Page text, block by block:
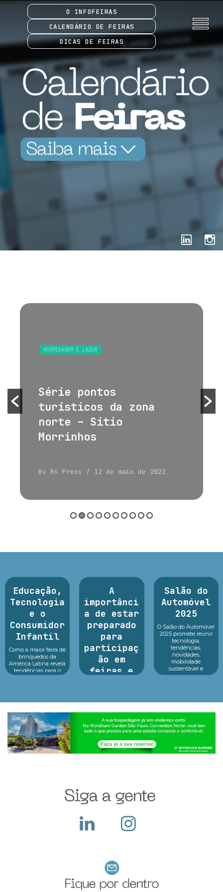
O INFOFEIRAS
CALENDÁRIO DE FEIRAS
DICAS DE FEIRAS
HOSPEDAGEM E LAZER
Série pontos
turísticos da zona
norte – Sítio
Morrinhos
By Rs Press / 12 de maio de 2022
Educação,
Tecnologia
e o
Consumidor
Infantil
Como a maior feira de
brinquedos da
América Latina revela
tendências para o
futuro das crianças
A
importânci
a de estar
preparado
para
participaç
ão em
feiras e
Sabemos que
exige um alto
investimento pois
local, a empresa deve
construir seu sta...
Salão do
Automóvel
2025
O Salão do Automóvel
2025 promete reunir
tecnologia,
tendências,
novidades,
mobilidade
sustentável e
inovação em um só